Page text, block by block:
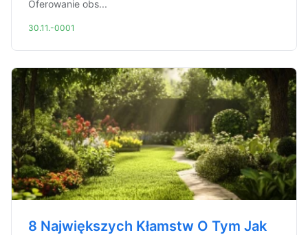
Oferowanie obs...
30.11.-0001
8 Największych Kłamstw O Tym Jak